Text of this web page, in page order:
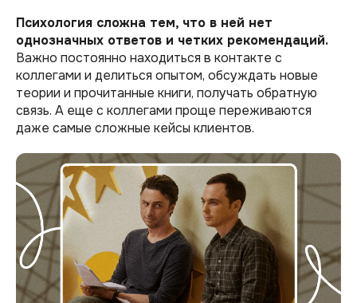
Психология сложна тем, что в ней нет
однозначных ответов и четких рекомендаций.
Важно постоянно находиться в контакте с
коллегами и делиться опытом, обсуждать новые
теории и прочитанные книги, получать обратную
связь. А еще с коллегами проще переживаются
даже самые сложные кейсы клиентов.